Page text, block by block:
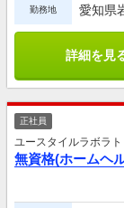
勤務地 愛知県
詳細を見
正社員
ユースタイルラボラ
無資格(ホームヘ